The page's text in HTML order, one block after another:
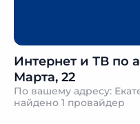
Интернет и ТВ по
Марта, 22
По вашему адресу:
найдено 1 провайдер